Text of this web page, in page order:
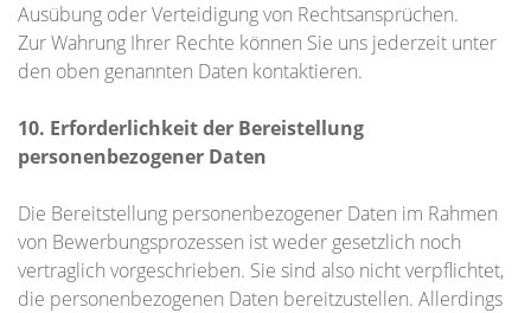
Ausübung oder Verteidigung von Rechtsansprüchen.
Zur Wahrung Ihrer Rechte können Sie uns jederzeit unter
den oben genannten Daten kontaktieren.
10. Erforderlichkeit der Bereistellung
personenbezogener Daten
Die Bereitstellung personenbezogener Daten im Rahmen
von Bewerbungsprozessen ist weder gesetzlich noch
vertraglich vorgeschrieben. Sie sind also nicht verpflichtet,
die personenbezogenen Daten bereitzustellen. Allerdings